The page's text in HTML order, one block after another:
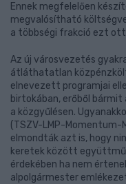
Ennek megfelelően
megvalósítható
a többségi frakció ezt
Az új városvezetés
átláthatatlan
elnevezett programjai
birtokában, erőből
a közgyűlésen.
(TSZV-LMP-Momentum-
elmondták azt is, hogy
keretek között
érdekében ha nem
alpolgármester